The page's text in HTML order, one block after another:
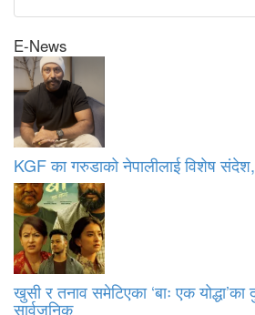
E-News
KGF का गरुडाको नेपालीलाई विशेष संदेश,
खुसी र तनाव समेटिएका ‘बाः एक योद्धा’का
सार्वजनिक